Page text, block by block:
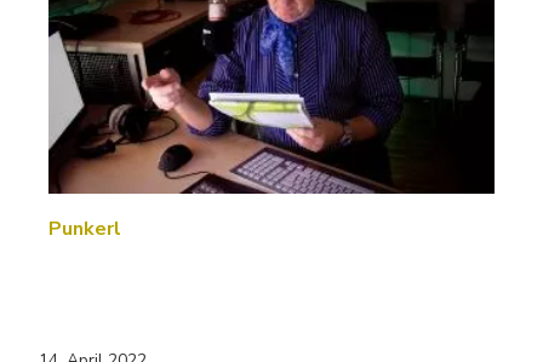
Punkerl